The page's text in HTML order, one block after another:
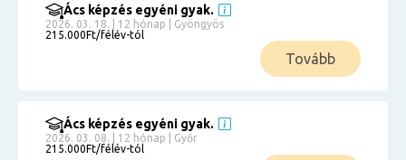
Ács képzés egyéni gyak.
2026. 03. 18. | 12 hónap | Gyöngyös
215.000Ft/félév-tól
Tovább
Ács képzés egyéni gyak.
2026. 03. 08. | 12 hónap | Győr
215.000Ft/félév-tól